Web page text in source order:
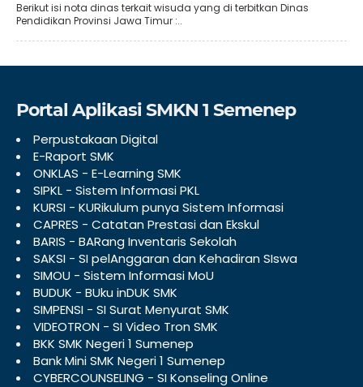
Berikut isi nota dinas terkait wisuda yang di terbitkan Dinas
Pendidikan Provinsi Jawa Timur :..
Portal Aplikasi SMKN 1 Semenep
Perpustakaan Digital
E-Raport SMK
ONKLAS - E-Learning SMK
SIPKL - Sistem Informasi PKL
KURSI - KURikulum punya Sistem Informasi
CAPRES - Catatan Prestasi dan Ekskul
BARIS - BARang Inventaris Sekolah
SAKSI - SI pelAnggaran dan Kehadiran SIswa
SIMOU - Sistem Informasi MoU
BUDUK - BUku inDUK SMK
SIMPENSI - SI Surat Menyurat SMK
VIDEOTRON - SI Video Tron SMK
BKK SMK Negeri 1 Sumenep
Bank Mini SMK Negeri 1 Sumenep
CYBERCOUNSELING - SI Konseling Online